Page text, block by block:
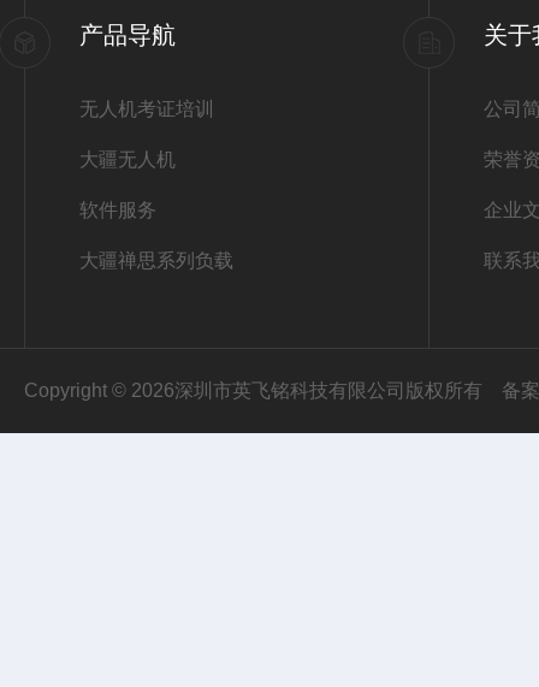
产品导航
无人机考证培训
大疆无人机
软件服务
大疆禅思系列负载
关于
公司
荣誉
企业
联系
Copyright © 2026深圳市英飞铭科技有限公司版权所有 备